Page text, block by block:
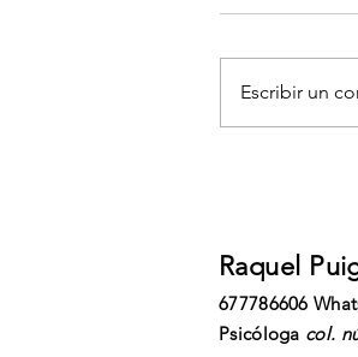
Escribir un
Raquel
677786606
Psicóloga col.